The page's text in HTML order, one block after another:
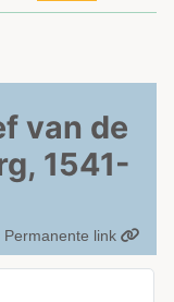
van de
1541-
Permanente link